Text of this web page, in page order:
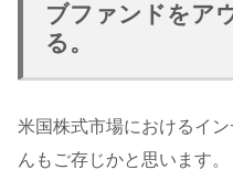
ブファンドをア
る。
米国株式市場におけるイ
んもご存じかと思います。